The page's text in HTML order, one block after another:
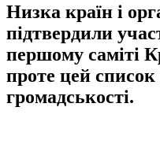
Низка країн і
підтвердили
першому саміті
проте цей
громадськості.